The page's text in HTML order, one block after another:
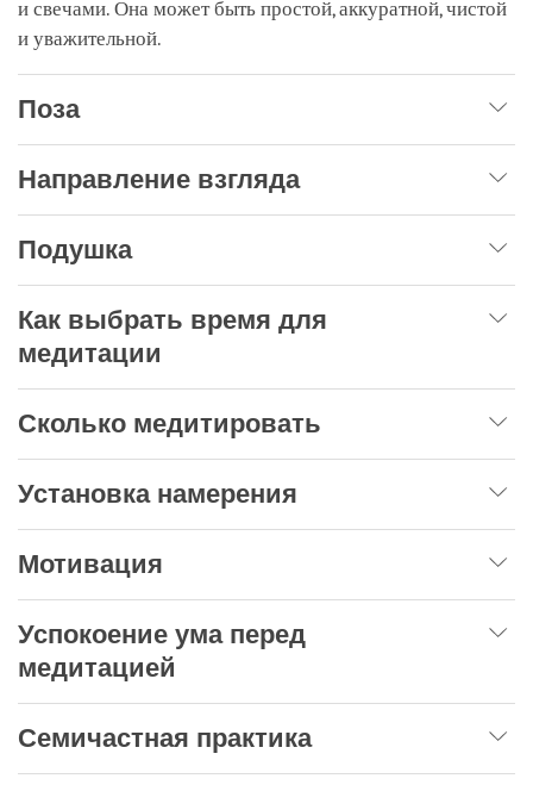
и свечами. Она может быть простой, аккуратной, чистой
и уважительной.
Поза
Направление взгляда
Подушка
Как выбрать время для
медитации
Сколько медитировать
Установка намерения
Мотивация
Успокоение ума перед
медитацией
Семичастная практика